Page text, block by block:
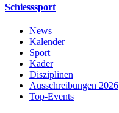
Schiesssport
News
Kalender
Sport
Kader
Disziplinen
Ausschreibungen 2026
Top-Events